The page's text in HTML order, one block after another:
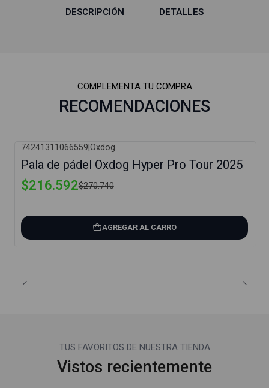
DESCRIPCIÓN DETALLES
COMPLEMENTA TU COMPRA
RECOMENDACIONES
74241311066559|Oxdog
Pala de pádel Oxdog Hyper Pro Tour 2025
$216.592$270.740
AGREGAR AL CARRO
TUS FAVORITOS DE NUESTRA TIENDA
Vistos recientemente